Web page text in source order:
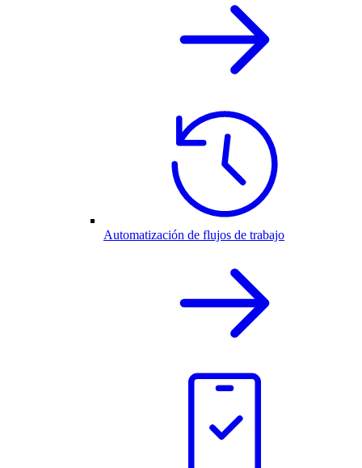
Automatización de flujos de trabajo